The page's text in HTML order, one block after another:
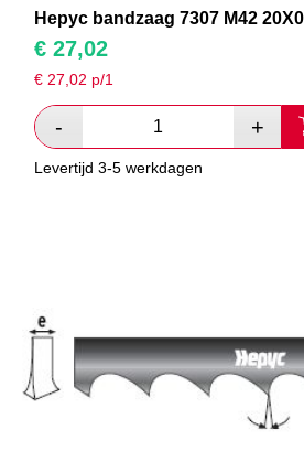
Hepyc bandzaag 7307 M42
€ 27,02
€27,02 p/1
Levertijd 3-5 werkdagen